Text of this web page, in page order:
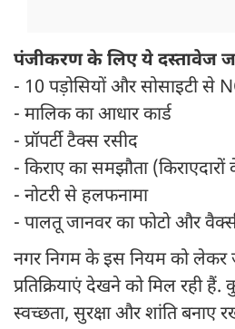
पंजीकरण के लिए ये दस्तावेज
- 10 पड़ोसियों और सोसाइटी से
- मालिक का आधार कार्ड
- प्रॉपर्टी टैक्स रसीद
- किराए का समझौता
- नोटरी से हलफनामा
- पालतू जानवर का फोटो और
नगर निगम के इस नियम को लेकर
प्रतिक्रियाएं देखने को मिल रही
स्वच्छता, सुरक्षा और शांति